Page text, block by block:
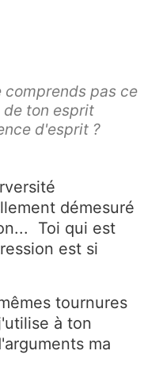
comprends pas ce
de ton esprit
d'esprit ?
démesuré
Toi qui est
est si
tournures
à ton
ma